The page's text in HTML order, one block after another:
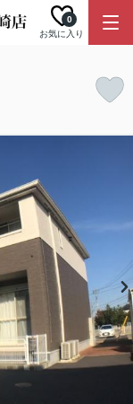
お気に入り
0